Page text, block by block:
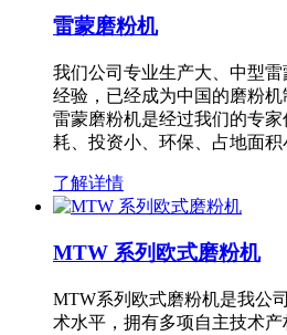
雷蒙磨粉机
我们公司专业生产大、中型
经验，已经成为中国的磨粉
雷蒙磨粉机是经过我们的专
耗、投资小、环保、占地面
了解详情
MTW 系列欧式磨粉机
MTW系列欧式磨粉机是我公
术水平，拥有多项自主技术